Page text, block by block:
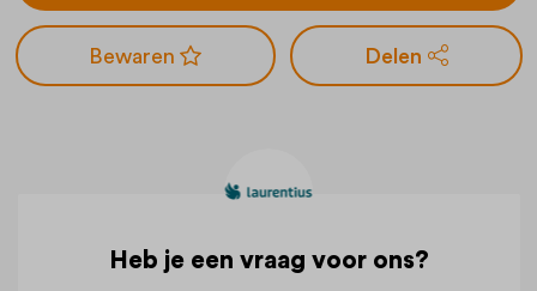
Delen
Heb je een vraag voor ons?